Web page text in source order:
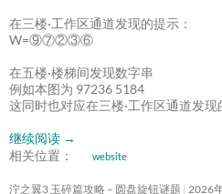
在三楼·工作区通道发现的提示：
W=⑨⑦②③⑥
在五楼·楼梯间发现数字串
例如本图为 97236 5184
这同时也对应在三楼·工作区通道发现
继续阅读 →
相关位置：
website
泞之翼3 玉碎篇攻略 – 圆盘旋钮谜题 2026